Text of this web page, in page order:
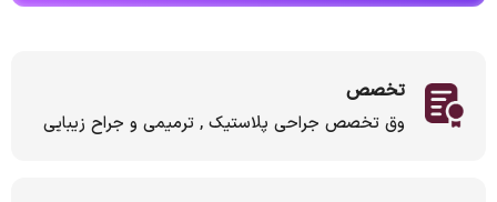
تخصص
وق تخصص جراحی پلاستیک , ترمیمی و جراح زیبایی